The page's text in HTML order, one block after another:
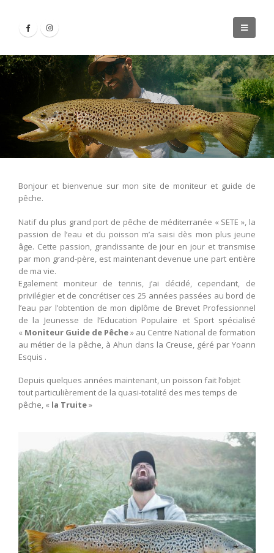
Bonjour et bienvenue sur mon site de moniteur et guide de
pêche.
Natif du plus grand port de pêche de méditerranée « SETE », la
passion de l’eau et du poisson m’a saisi dès mon plus jeune
âge. Cette passion, grandissante de jour en jour et transmise
par mon grand-père, est maintenant devenue une part entière
de ma vie.
Egalement moniteur de tennis, j’ai décidé, cependant, de
privilégier et de concrétiser ces 25 années passées au bord de
l’eau par l’obtention de mon diplôme de Brevet Professionnel
de la Jeunesse de l’Education Populaire et Sport spécialisé
« Moniteur Guide de Pêche» au Centre National de formation
au métier de la pêche, à Ahun dans la Creuse, géré par Yoann
Esquis .
Depuis quelques années maintenant, un poisson fait l’objet
tout particulièrement de la quasi-totalité des mes temps de
pêche, « la Truite»